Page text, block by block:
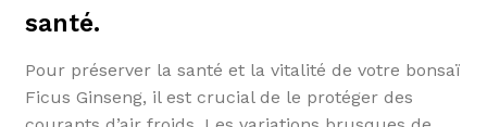
santé.
Pour préserver la santé et la vitalité de votre bonsaï
Ficus Ginseng, il est crucial de le protéger des